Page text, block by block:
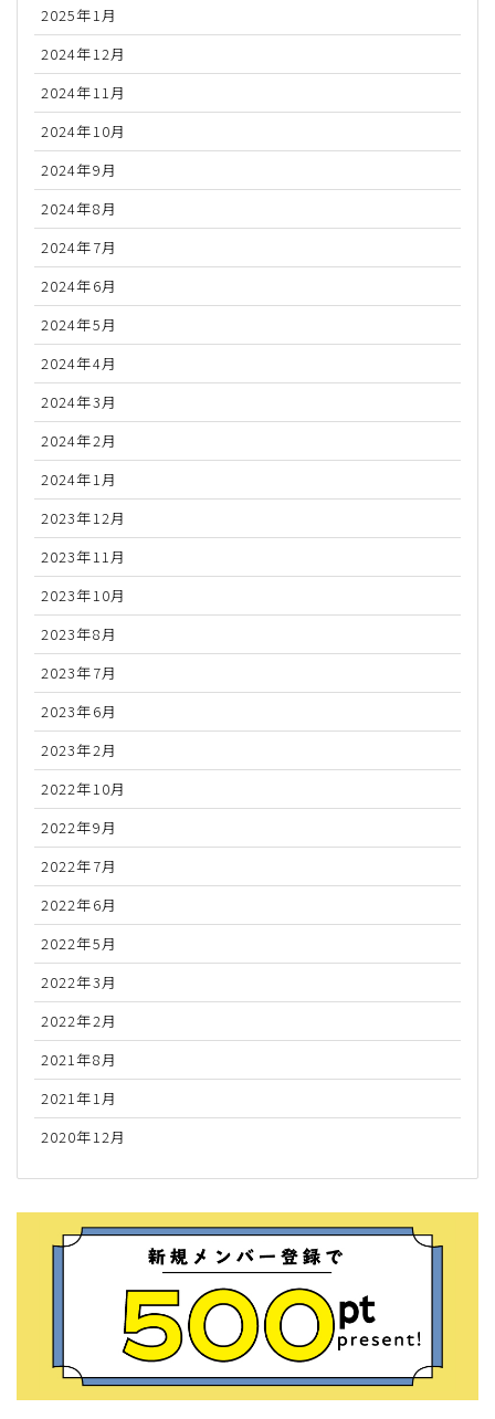
2025年1月
2024年12月
2024年11月
2024年10月
2024年9月
2024年8月
2024年7月
2024年6月
2024年5月
2024年4月
2024年3月
2024年2月
2024年1月
2023年12月
2023年11月
2023年10月
2023年8月
2023年7月
2023年6月
2023年2月
2022年10月
2022年9月
2022年7月
2022年6月
2022年5月
2022年3月
2022年2月
2021年8月
2021年1月
2020年12月